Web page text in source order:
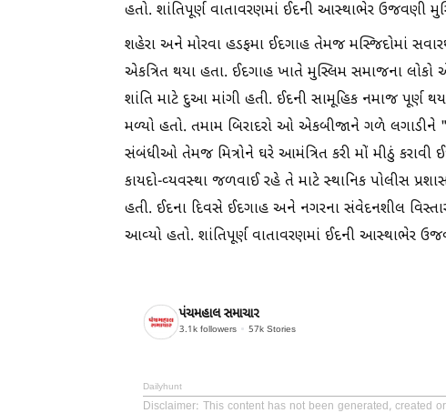
હતો. શાંતિપૂર્ણ વાતાવરણમાં ઈદની આસ્થાભેર ઉજવણી
શહેરા અને મોરવા હડફમા ઈદગાહ તેમજ મસ્જિદોમાં
એકત્રિત થયા હતા. ઈદગાહ ખાતે મુસ્લિમ સમાજના
શાંતિ માટે દુઆ માંગી હતી. ઈદની સામૂહિક નમાજ પૂર્ણ
મળ્યો હતો. તમામ બિરાદરો ઓ એકબીજાને ગળે
સંબંધીઓ તેમજ મિત્રોને ઘરે આમંત્રિત કરી મોં મીઠું
કાયદો-વ્યવસ્થા જળવાઈ રહે તે માટે સ્થાનિક પોલીસ
હતી. ઈદના દિવસે ઈદગાહ અને નગરના સંવેદનશીલ
આવ્યો હતો. શાંતિપૂર્ણ વાતાવરણમાં ઈદની આસ્થાભેર
પંચમહાલ સમાચાર
3.1k followers 57k Stories
Dailyhunt
Disclaimer: This content has not been generated, created